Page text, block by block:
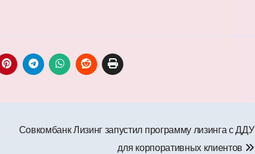
Совкомбанк Лизинг запустил программу лизинга с ДДУ
для корпоративных клиентов